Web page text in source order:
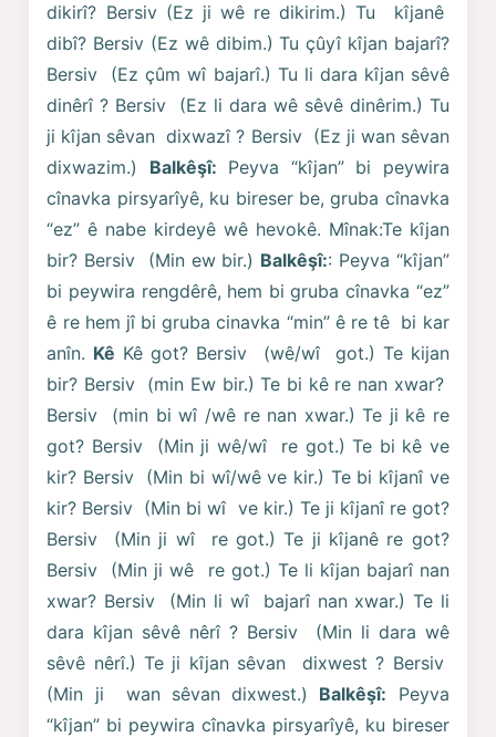
dikirî? Bersiv (Ez ji wê re dikirim.) Tu kîjanê
dibî? Bersiv (Ez wê dibim.) Tu çûyî kîjan bajarî?
Bersiv (Ez çûm wî bajarî.) Tu li dara kîjan sêvê
dinêrî ? Bersiv (Ez li dara wê sêvê dinêrim.) Tu
ji kîjan sêvan dixwazî ? Bersiv (Ez ji wan sêvan
dixwazim.) Balkêşî: Peyva “kîjan” bi peywira
cînavka pirsyarîyê, ku bireser be, gruba cînavka
“ez” ê nabe kirdeyê wê hevokê. Mînak:Te kîjan
bir? Bersiv (Min ew bir.) Balkêşî:: Peyva “kîjan”
bi peywira rengdêrê, hem bi gruba cînavka “ez”
ê re hem jî bi gruba cinavka “min” ê re tê bi kar
anîn. Kê Kê got? Bersiv (wê/wî got.) Te kijan
bir? Bersiv (min Ew bir.) Te bi kê re nan xwar?
Bersiv (min bi wî /wê re nan xwar.) Te ji kê re
got? Bersiv (Min ji wê/wî re got.) Te bi kê ve
kir? Bersiv (Min bi wî/wê ve kir.) Te bi kîjanî ve
kir? Bersiv (Min bi wî ve kir.) Te ji kîjanî re got?
Bersiv (Min ji wî re got.) Te ji kîjanê re got?
Bersiv (Min ji wê re got.) Te li kîjan bajarî nan
xwar? Bersiv (Min li wî bajarî nan xwar.) Te li
dara kîjan sêvê nêrî ? Bersiv (Min li dara wê
sêvê nêrî.) Te ji kîjan sêvan dixwest ? Bersiv
(Min ji wan sêvan dixwest.) Balkêşî: Peyva
“kîjan” bi peywira cînavka pirsyarîyê, ku bireser